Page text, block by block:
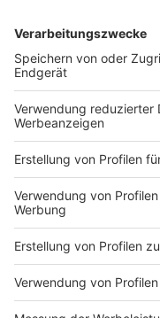
Apps nutzen:
"SpritCheck "
teurer als
Freie
Weitere Infos
Anzeige